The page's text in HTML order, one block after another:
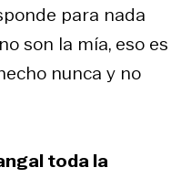
para nada
son la mía, eso es
nunca y no
toda la